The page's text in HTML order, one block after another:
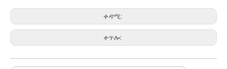
ቀዳሚ:
ቀጥሎ: